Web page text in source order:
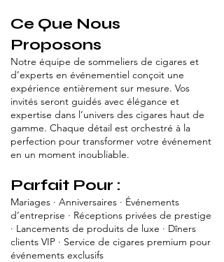
Ce Que Nous
Proposons
Notre équipe de sommeliers de cigares et
d’experts en événementiel conçoit une
expérience entièrement sur mesure. Vos
invités seront guidés avec élégance et
expertise dans l’univers des cigares haut de
gamme. Chaque détail est orchestré à la
perfection pour transformer votre événement
en un moment inoubliable.
Parfait Pour :
Mariages · Anniversaires · Événements
d’entreprise · Réceptions privées de prestige
· Lancements de produits de luxe · Dîners
clients VIP · Service de cigares premium pour
événements exclusifs